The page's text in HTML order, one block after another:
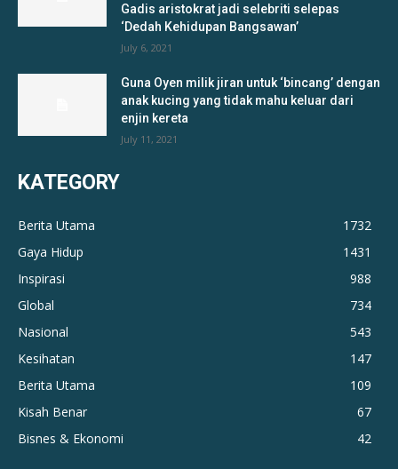
Gadis aristokrat jadi selebriti selepas
‘Dedah Kehidupan Bangsawan’
July 6, 2021
Guna Oyen milik jiran untuk ‘bincang’ dengan
anak kucing yang tidak mahu keluar dari
enjin kereta
July 11, 2021
KATEGORY
Berita Utama
1732
Gaya Hidup
1431
Inspirasi
988
Global
734
Nasional
543
Kesihatan
147
Berita Utama
109
Kisah Benar
67
Bisnes & Ekonomi
42